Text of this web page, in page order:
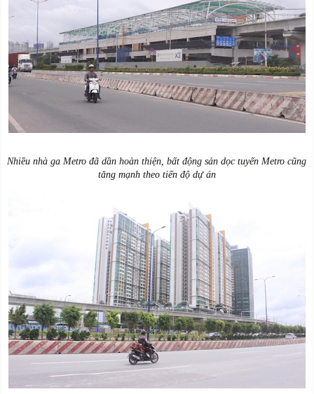
Nhiều nhà ga Metro đã dần hoàn thiện, bất động sản dọc tuyến Metro cũng
tăng mạnh theo tiến độ dự án